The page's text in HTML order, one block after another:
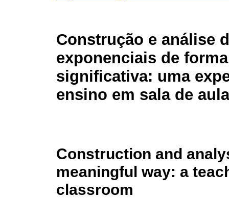
Construção e análise
exponenciais de forma
significativa: uma
ensino em sala de aula
Construction and
meaningful way: a
classroom